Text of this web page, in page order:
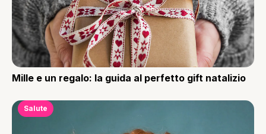
Mille e un regalo: la guida al perfetto gift natalizio
Salute